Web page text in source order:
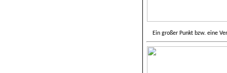
Ein großer Punkt bzw. eine